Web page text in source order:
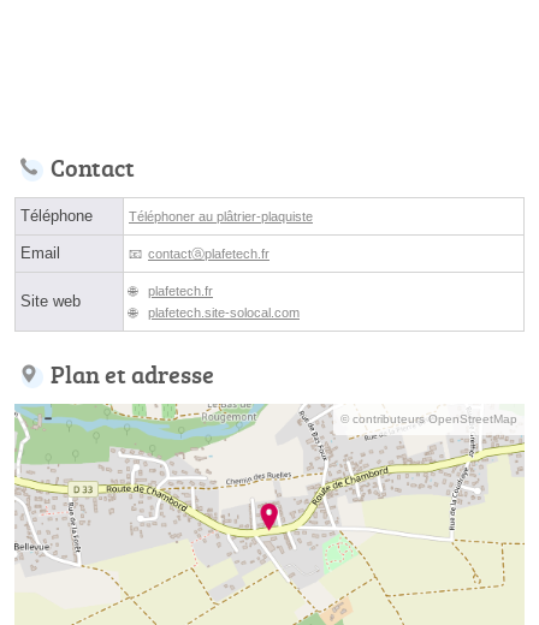
Contact
Téléphone Téléphoner au plâtrier-plaquiste
Email contactⓐplafetech.fr
Site web
plafetech.fr
plafetech.site-solocal.com
Plan et adresse
© contributeurs OpenStreetMap